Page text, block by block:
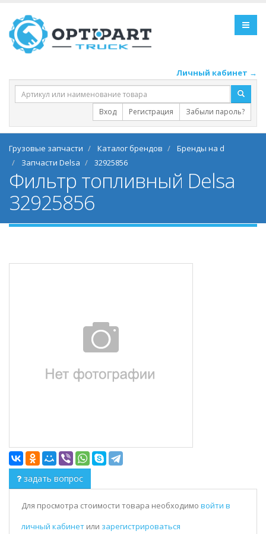
Личный кабинет →
Вход Регистрация Забыли пароль?
Грузовые запчасти Каталог брендов
Бренды на d
Запчасти Delsa
32925856
Фильтр топливный Delsa
32925856
задать вопрос
Для просмотра стоимости товара необходимо войти в
личный кабинет или зарегистрироваться